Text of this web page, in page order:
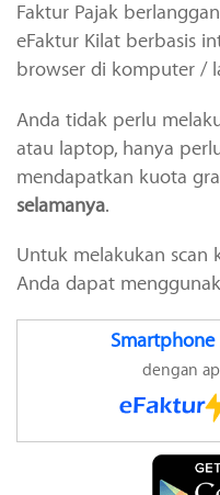
Faktur Pajak
eFaktur Kilat berbasis
browser di komputer /
Anda tidak perlu
atau laptop, hanya
mendapatkan kuota
selamanya.
Untuk melakukan scan
Anda dapat
Smartphone
dengan